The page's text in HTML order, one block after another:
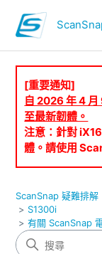
[重要通知]
自 2026 年 4
至最新韌體。
注意：針對
體。請使用
ScanSnap 疑難排解
S1300i
有關 ScanSnap